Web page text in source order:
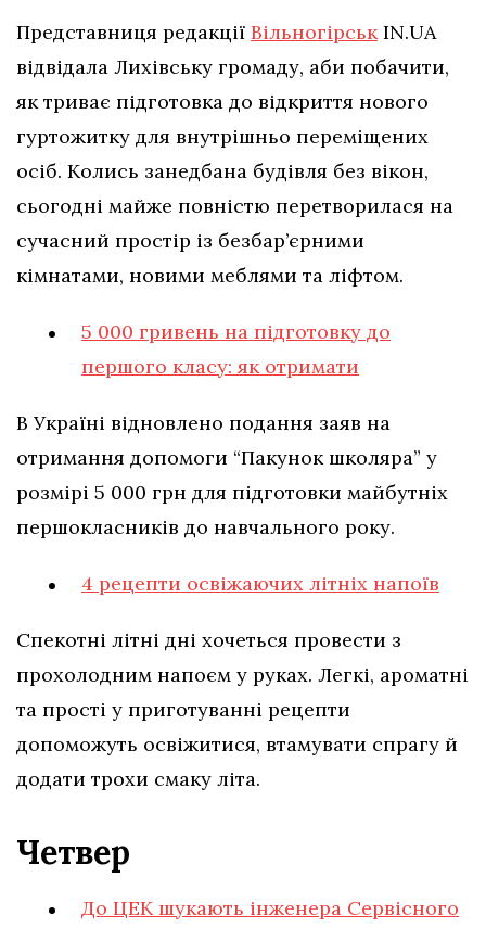
Представниця редакції ВільногірськIN.UA
відвідала Лихівську громаду, аби побачити,
як триває підготовка до відкриття нового
гуртожитку для внутрішньо переміщених
осіб. Колись занедбана будівля без вікон,
сьогодні майже повністю перетворилася на
сучасний простір із безбар’єрними
кімнатами, новими меблями та ліфтом.
5 000 гривень на підготовку до
першого класу: як отримати
В Україні відновлено подання заяв на
отримання допомоги “Пакунок школяра” у
розмірі 5 000 грн для підготовки майбутніх
першокласників до навчального року.
4 рецепти освіжаючих літніх напоїв
Спекотні літні дні хочеться провести з
прохолодним напоєм у руках. Легкі, ароматні
та прості у приготуванні рецепти
допоможуть освіжитися, втамувати спрагу й
додати трохи смаку літа.
Четвер
До ЦЕК шукають інженера Сервісного